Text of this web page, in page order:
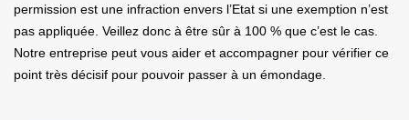
permission est une infraction envers l’Etat si une exemption n’est
pas appliquée. Veillez donc à être sûr à 100 % que c’est le cas.
Notre entreprise peut vous aider et accompagner pour vérifier ce
point très décisif pour pouvoir passer à un émondage.